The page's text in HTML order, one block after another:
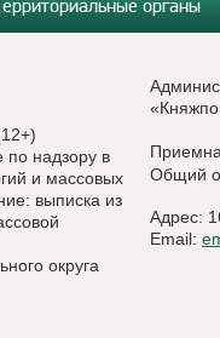
Территориальные органы
по надзору в
и массовых
выписка из
округа
Общий
Адрес:
Email: